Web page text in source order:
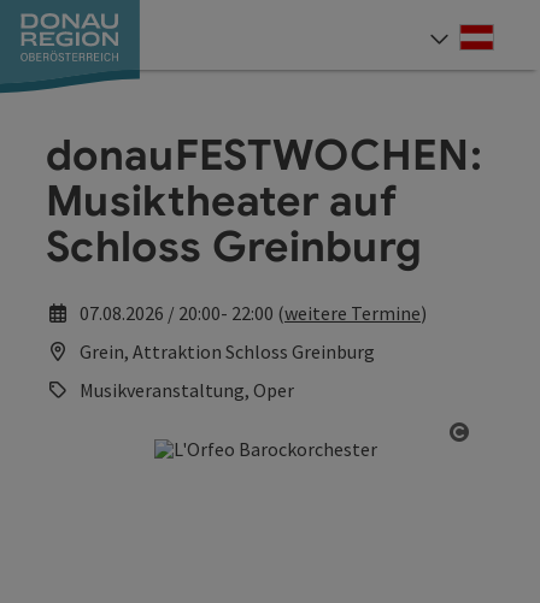
Zum Inhalt
Zur Navigation
Zum Seitenanfang
Zur Kontaktseite
Zum Impressum
Zur Startseite
donauFESTWOCHEN:
Musiktheater auf
Schloss Greinburg
07.08.2026 / 20:00- 22:00 (weitere Termine)
Grein, Attraktion Schloss Greinburg
Musikveranstaltung, Oper